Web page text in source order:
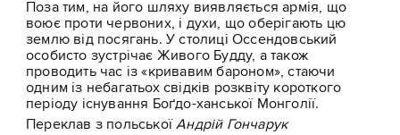
Поза тим, на його шляху виявляється армія, що
воює проти червоних, і духи, що оберігають цю
землю від посягань. У столиці Оссендовський
особисто зустрічає Живого Будду, а також
проводить час із «кривавим бароном», стаючи
одним із небагатьох свідків розквіту короткого
періоду існування Боґдо-ханської Монголії.
Переклав з польськоїАндрій Гончарук